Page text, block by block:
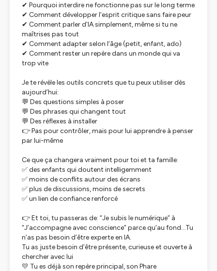
✔ Pourquoi interdire ne fonctionne pas sur le long terme
✔ Comment développer l’esprit critique sans faire peur
✔ Comment parler d’IA simplement, même si tu ne
maîtrises pas tout
✔ Comment adapter selon l’âge (petit, enfant, ado)
✔ Comment rester un repère dans un monde qui va
trop vite
Je te révèle les outils concrets que tu peux utiliser dès
aujourd’hui:
💬 Des questions simples à poser
💬 Des phrases qui changent tout
💬 Des réflexes à installer
👉 Pas pour contrôler, mais pour lui apprendre à penser
par lui-même
Ce que ça changera vraiment pour toi et ta famille:
✅ des enfants qui doutent intelligemment
✅ moins de conflits autour des écrans
✅ plus de discussions, moins de secrets
✅ un lien de confiance renforcé
👉 Et toi, tu passeras de: “Je subis le numérique” à
“J’accompagne avec conscience” parce qu’au fond…Tu
n’as pas besoin d’être experte en IA.
Tu as juste besoin d’être présente, curieuse et ouverte à
chercher avec lui
💛 Tu es déjà son repère principal, son Phare